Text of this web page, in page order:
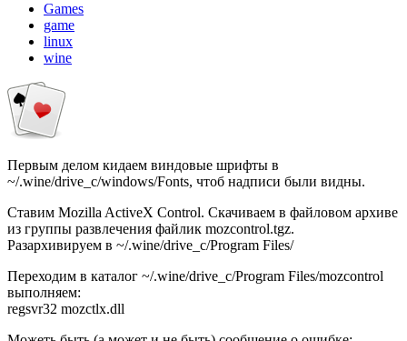
Games
game
linux
wine
Первым делом кидаем виндовые шрифты в
~/.wine/drive_c/windows/Fonts, чтоб надписи были видны.
Ставим Mozilla ActiveX Control. Скачиваем в файловом архиве
из группы развлечения файлик mozcontrol.tgz.
Разархивируем в ~/.wine/drive_c/Program Files/
Переходим в каталог ~/.wine/drive_c/Program Files/mozcontrol
выполняем:
regsvr32 mozctlx.dll